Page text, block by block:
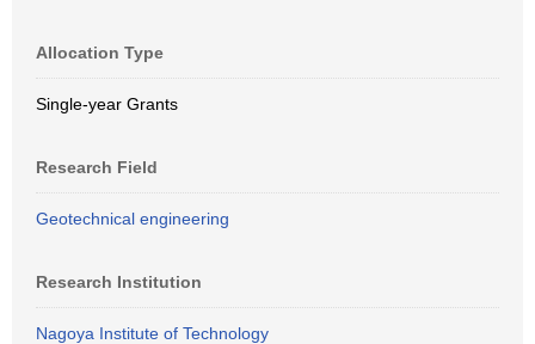
Allocation Type
Single-year Grants
Research Field
Geotechnical engineering
Research Institution
Nagoya Institute of Technology